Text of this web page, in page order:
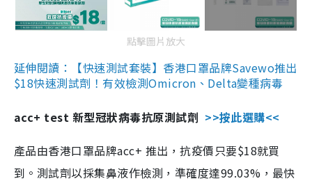
點擊圖片放大
延伸閱讀：【快速測試套裝】香港口罩品牌Savewo推出
$18快速測試劑！有效檢測Omicron、Delta變種病毒
acc+ test 新型冠狀病毒抗原測試劑 >>按此選購<<
產品由香港口罩品牌acc+ 推出，抗疫價只要$18就買
到。測試劑以採集鼻液作檢測，準確度達99.03%，最快